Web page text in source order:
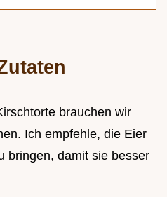
brauchen wir
Ich empfehle, die Eier
bringen, damit sie besser